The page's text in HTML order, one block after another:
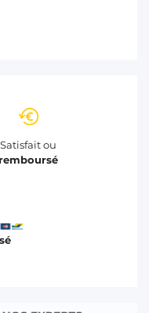
Satisfait ou
remboursé